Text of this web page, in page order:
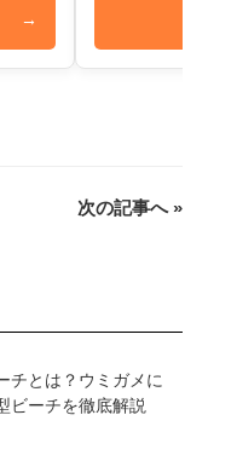
→
次の記事へ »
チとは？ウミガメに
ビーチを徹底解説